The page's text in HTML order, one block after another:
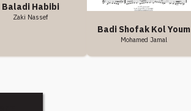
Baladi Habibi
Zaki Nassef
Badi Shofak Kol Youm
Mohamed Jamal